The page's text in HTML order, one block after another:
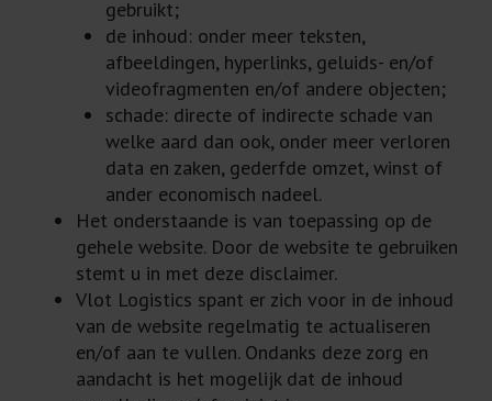
gebruikt;
de inhoud: onder meer teksten,
afbeeldingen, hyperlinks, geluids- en/of
videofragmenten en/of andere objecten;
schade: directe of indirecte schade van
welke aard dan ook, onder meer verloren
data en zaken, gederfde omzet, winst of
ander economisch nadeel.
Het onderstaande is van toepassing op de
gehele website. Door de website te gebruiken
stemt u in met deze disclaimer.
Vlot Logistics spant er zich voor in de inhoud
van de website regelmatig te actualiseren
en/of aan te vullen. Ondanks deze zorg en
aandacht is het mogelijk dat de inhoud